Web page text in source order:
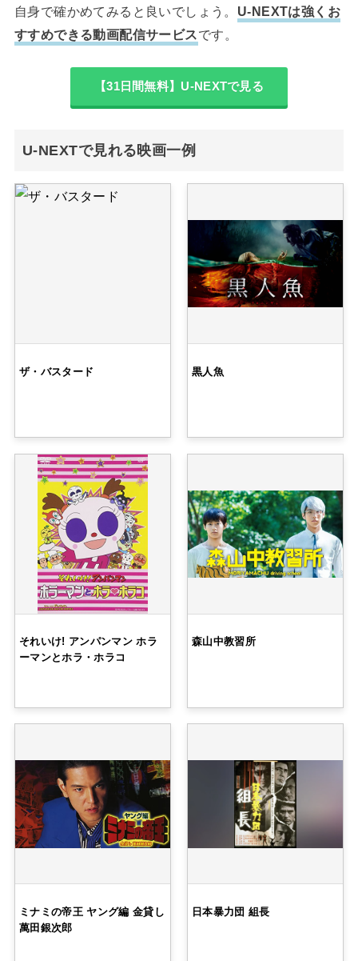
自身で確かめてみると良いでしょう。 U-NEXTは強くお
すすめできる動画配信サービスです。
【31日間無料】U-NEXTで見る
U-NEXTで見れる映画一例
ザ・バスタード 黒人魚
それいけ! アンパンマン ホラ
ーマンとホラ・ホラコ
森山中教習所
ミナミの帝王 ヤング編 金貸し
萬田銀次郎
日本暴力団 組長